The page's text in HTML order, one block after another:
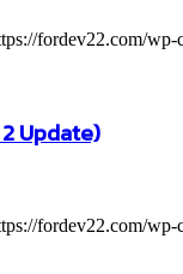
fordev22.com/
Update)
fordev22.com/